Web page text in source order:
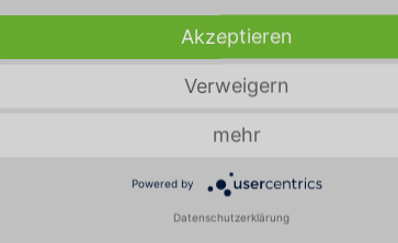
Bakterien, Viren,
eigentlich welche
Wir verraten es
Akzeptieren
Verweigern
mehr
Powered by
Datenschutzerklärung